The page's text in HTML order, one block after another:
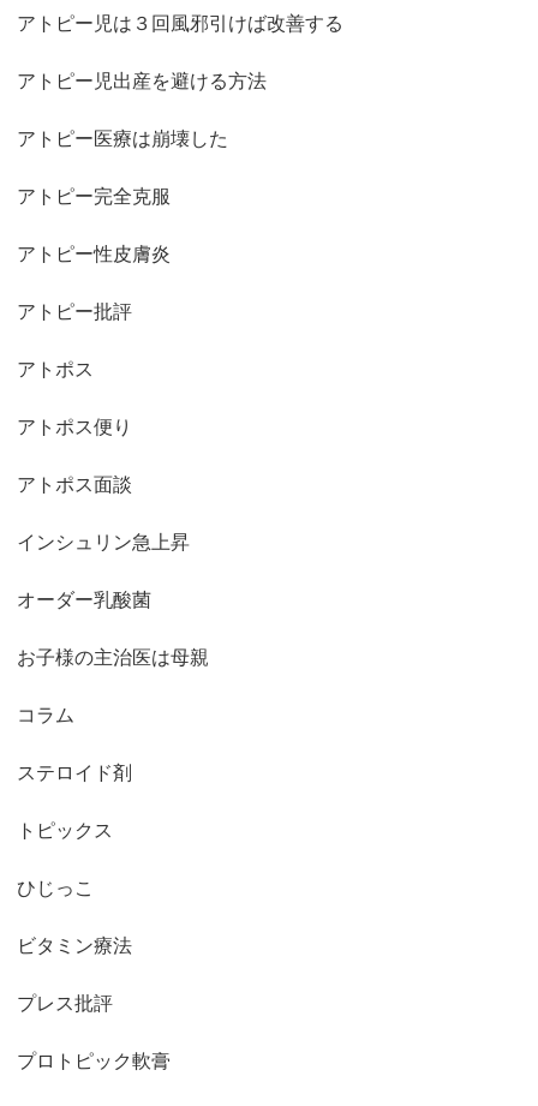
アトピー児は３回風邪引けば改善する
アトピー児出産を避ける方法
アトピー医療は崩壊した
アトピー完全克服
アトピー性皮膚炎
アトピー批評
アトポス
アトポス便り
アトポス面談
インシュリン急上昇
オーダー乳酸菌
お子様の主治医は母親
コラム
ステロイド剤
トピックス
ひじっこ
ビタミン療法
プレス批評
プロトピック軟膏